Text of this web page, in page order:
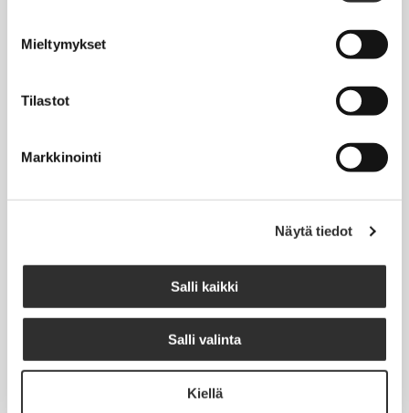
Mieltymykset
Tilastot
Markkinointi
Näytä tiedot
Salli kaikki
Salli valinta
Kiellä
Työaika